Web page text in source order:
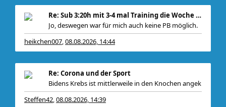
Re: Sub 3:20h mit 3-4 mal Training die Woche machb
Jo, deswegen war für mich auch keine PB möglich.
heikchen007,08.08.2026, 14:44
Re: Corona und der Sport
Bidens Krebs ist mittlerweile in den Knochen angek
Steffen42,08.08.2026, 14:39